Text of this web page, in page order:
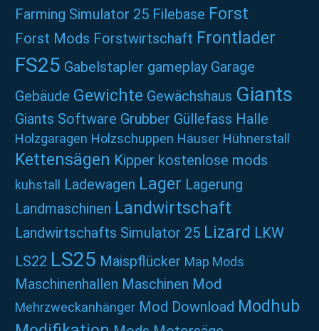
Farming Simulator 25 Filebase Forst
Forst Mods Forstwirtschaft Frontlader
FS25 Gabelstapler gameplay Garage
Gebäude Gewichte Gewächshaus Giants
Giants Software Grubber Güllefass Halle
Holzgaragen Holzschuppen Häuser Hühnerstall
Kettensägen Kipper kostenlose mods
kuhstall Ladewagen Lager Lagerung
Landmaschinen Landwirtschaft
Landwirtschafts Simulator 25 Lizard LKW
LS22 LS25 Maispflücker Map Mods
Maschinenhallen Maschinen Mod
Mehrzweckanhänger Mod Download Modhub